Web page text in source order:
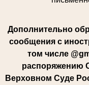
Дополнительно
сообщения с
том числе
распоряжению
Верховном Суде